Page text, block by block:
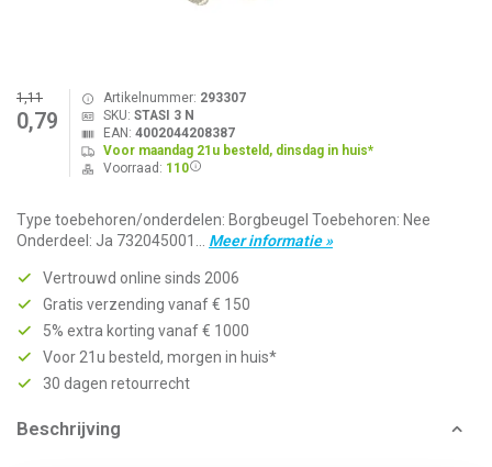
1,11
0,79
Artikelnummer: 293307
SKU: STASI 3 N
EAN: 4002044208387
Voor maandag 21u besteld, dinsdag in huis*
Voorraad: 110
Type toebehoren/onderdelen: Borgbeugel Toebehoren: Nee
Onderdeel: Ja 732045001... Meer informatie »
Vertrouwd online sinds 2006
Gratis verzending vanaf € 150
5% extra korting vanaf € 1000
Voor 21u besteld, morgen in huis*
30 dagen retourrecht
Beschrijving